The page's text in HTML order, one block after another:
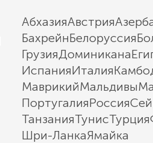
АбхазияАвстрия
БахрейнБелоруссия
ГрузияДоминикана
ИспанияИталия
МаврикийМальдивы
ПортугалияРоссия
ТанзанияТунисТурция
Шри-ЛанкаЯмайка